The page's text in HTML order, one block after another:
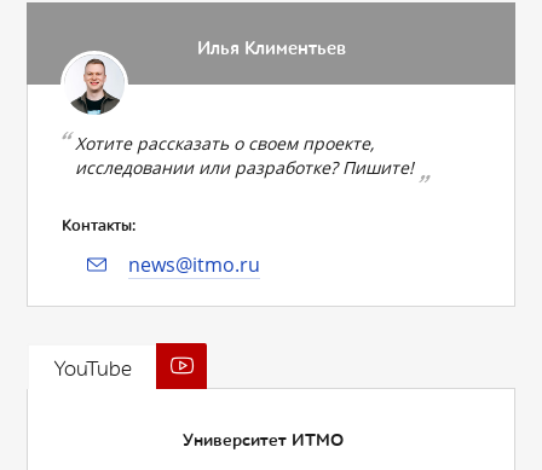
Илья Климентьев
Хотите рассказать о своем проекте,
исследовании или разработке? Пишите!
Контакты:
news@itmo.ru
YouTube
Университет ИТМО